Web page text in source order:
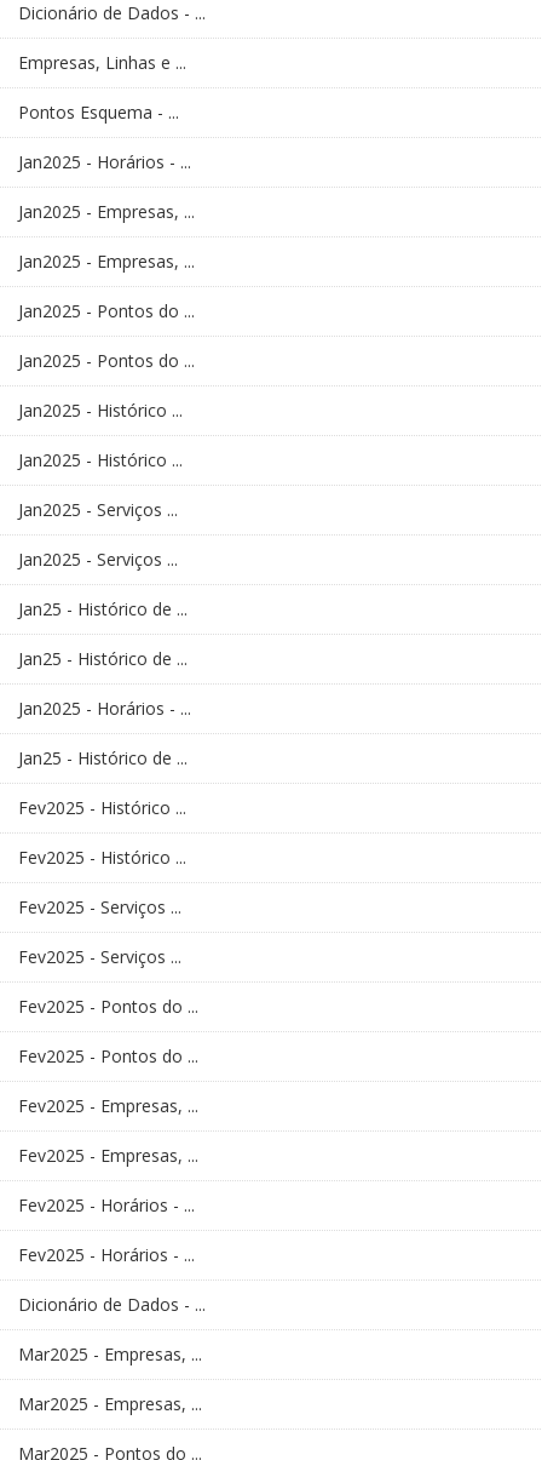
Dicionário de Dados - ...
Empresas, Linhas e ...
Pontos Esquema - ...
Jan2025 - Horários - ...
Jan2025 - Empresas, ...
Jan2025 - Empresas, ...
Jan2025 - Pontos do ...
Jan2025 - Pontos do ...
Jan2025 - Histórico ...
Jan2025 - Histórico ...
Jan2025 - Serviços ...
Jan2025 - Serviços ...
Jan25 - Histórico de ...
Jan25 - Histórico de ...
Jan2025 - Horários - ...
Jan25 - Histórico de ...
Fev2025 - Histórico ...
Fev2025 - Histórico ...
Fev2025 - Serviços ...
Fev2025 - Serviços ...
Fev2025 - Pontos do ...
Fev2025 - Pontos do ...
Fev2025 - Empresas, ...
Fev2025 - Empresas, ...
Fev2025 - Horários - ...
Fev2025 - Horários - ...
Dicionário de Dados - ...
Mar2025 - Empresas, ...
Mar2025 - Empresas, ...
Mar2025 - Pontos do ...